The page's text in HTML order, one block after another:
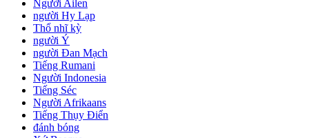
Người Ailen
người Hy Lạp
Thổ nhĩ kỳ
người Ý
người Đan Mạch
Tiếng Rumani
Người Indonesia
Tiếng Séc
Người Afrikaans
Tiếng Thụy Điển
đánh bóng